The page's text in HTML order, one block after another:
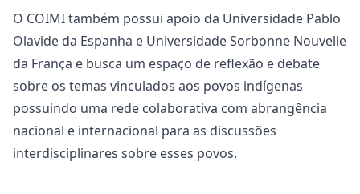
O COIMI também possui apoio da Universidade Pablo
Olavide da Espanha e Universidade Sorbonne Nouvelle
da França e busca um espaço de reflexão e debate
sobre os temas vinculados aos povos indígenas
possuindo uma rede colaborativa com abrangência
nacional e internacional para as discussões
interdisciplinares sobre esses povos.